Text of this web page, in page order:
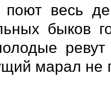
весь
быков
марал не